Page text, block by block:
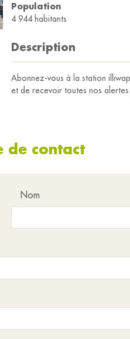
Population
4 944 habitants
Description
Abonnez-vous à la station
et de recevoir toutes nos
de contact
Nom